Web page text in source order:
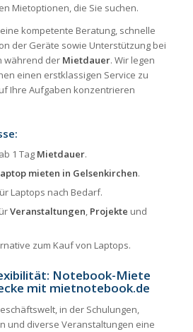
Mietoptionen, die Sie suchen.
kompetente Beratung, schnelle
der Geräte sowie Unterstützung bei
während der Mietdauer. Wir legen
einen erstklassigen Service zu
Ihre Aufgaben konzentrieren
1 Tag Mietdauer.
mieten in Gelsenkirchen.
Laptops nach Bedarf.
Veranstaltungen, Projekte und
zum Kauf von Laptops.
Notebook-Miete
mit mietnotebook.de
in der Schulungen,
und diverse Veranstaltungen eine